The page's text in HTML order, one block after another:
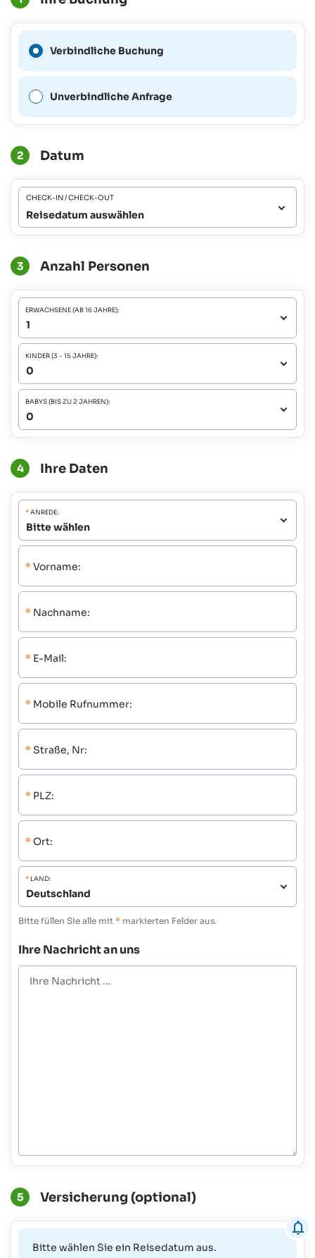
Verbindliche Buchungist für diesen Zeitraum nicht
Unverbindliche Anfrage
2 Datum
CHECK-IN / CHECK-OUT
Reisedatum auswählen
3 Anzahl Personen
ERWACHSENE (AB 16 JAHRE):
KINDER (3 - 15 JAHRE):
BABYS (BIS ZU 2 JAHREN):
4 Ihre Daten
*ANREDE:
* Vorname:
* Nachname:
* E-Mail:
* Mobile Rufnummer:
* Straße, Nr:
* PLZ:
* Ort:
* LAND:
Bitte füllen Sie alle mit * markierten Felder aus.
Ihre Nachricht an uns
5 Versicherung (optional)
Bitte wählen Sie ein Reisedatum aus.